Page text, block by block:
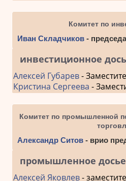
Комитет по
Иван Складчиков-
инвестиционное
Алексей Губарев-
Кристина Сергеева -
Комитет по промышленной
Александр Ситов- врио
промышленное досье
Алексей Яковлев-